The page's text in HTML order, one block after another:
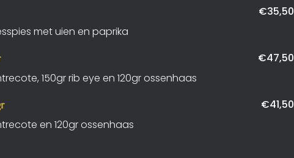
€35,50
met uien en paprika
€47,50
150gr rib eye en 120gr ossenhaas
€41,50
en 120gr ossenhaas